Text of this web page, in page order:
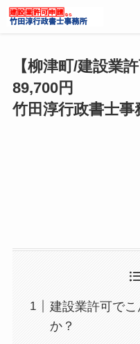
【柳津町/建設業許
89,700円
竹田淳行政書士事
建設業許可で
か？